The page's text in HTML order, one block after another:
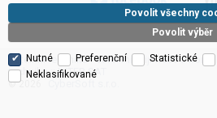
Satelitní technika - satelitní přijímače a
technika :: INTER SAT
© 2026
Povolit výběr
Povolit všechny
Nutné Preferenční Statistické
Neklasifikované